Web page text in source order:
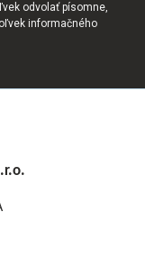
odvolať písomne,
informačného